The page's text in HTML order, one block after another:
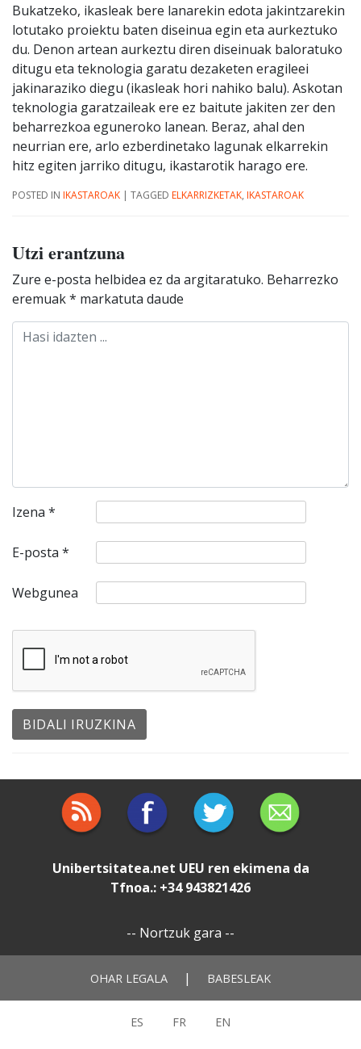
Bukatzeko, ikasleak bere lanarekin edota jakintzarekin
lotutako proiektu baten diseinua egin eta aurkeztuko
du. Denon artean aurkeztu diren diseinuak baloratuko
ditugu eta teknologia garatu dezaketen eragileei
jakinaraziko diegu (ikasleak hori nahiko balu). Askotan
teknologia garatzaileak ere ez baitute jakiten zer den
beharrezkoa eguneroko lanean. Beraz, ahal den
neurrian ere, arlo ezberdinetako lagunak elkarrekin
hitz egiten jarriko ditugu, ikastarotik harago ere.
POSTED IN IKASTAROAK | TAGGED ELKARRIZKETAK, IKASTAROAK
Utzi erantzuna
Zure e-posta helbidea ez da argitaratuko. Beharrezko
eremuak* markatuta daude
Izena *
E-posta *
Webgunea
Unibertsitatea.net UEU ren ekimena da
Tfnoa.: +34 943821426
-- Nortzuk gara --
OHAR LEGALA | BABESLEAK
ES FR EN